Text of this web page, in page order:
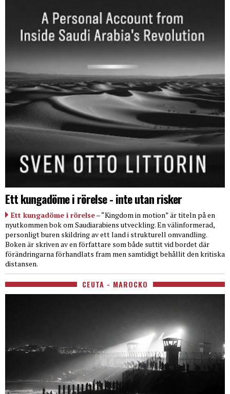
Ett kungadöme i rörelse - inte utan risker
Ett kungadöme i rörelse– “Kingdom in motion” är titeln på en
nyutkommen bok om Saudiarabiens utveckling. En välinformerad,
personligt buren skildring av ett land i strukturell omvandling.
Boken är skriven av en författare som både suttit vid bordet där
förändringarna förhandlats fram men samtidigt behållit den kritiska
distansen.
CEUTA - MAROCKO